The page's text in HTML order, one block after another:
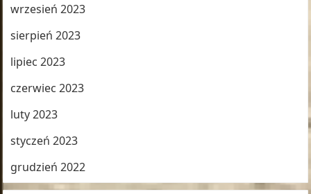
wrzesień 2023
sierpień 2023
lipiec 2023
czerwiec 2023
luty 2023
styczeń 2023
grudzień 2022